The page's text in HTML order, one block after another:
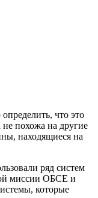
что это
не похожа на другие
находящиеся на
ряд систем
миссии ОБСЕ и
которые